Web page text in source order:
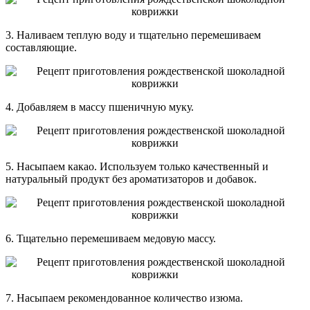
3. Наливаем теплую воду и тщательно перемешиваем
составляющие.
4. Добавляем в массу пшеничную муку.
5. Насыпаем какао. Используем только качественный и
натуральный продукт без ароматизаторов и добавок.
6. Тщательно перемешиваем медовую массу.
7. Насыпаем рекомендованное количество изюма.